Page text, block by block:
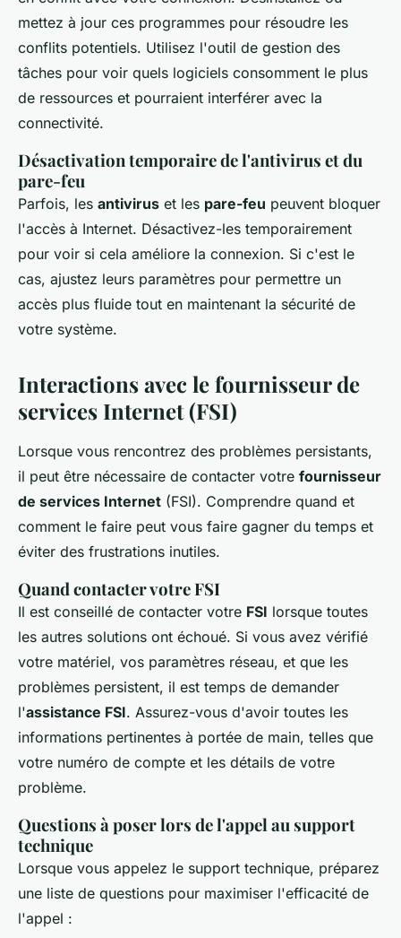
mettez à jour ces programmes pour résoudre les
conflits potentiels. Utilisez l'outil de gestion des
tâches pour voir quels logiciels consomment le plus
de ressources et pourraient interférer avec la
connectivité.
Désactivation temporaire de l'antivirus et du
pare-feu
Parfois, les antivirus et les pare-feu peuvent bloquer
l'accès à Internet. Désactivez-les temporairement
pour voir si cela améliore la connexion. Si c'est le
cas, ajustez leurs paramètres pour permettre un
accès plus fluide tout en maintenant la sécurité de
votre système.
Interactions avec le fournisseur de
services Internet (FSI)
Lorsque vous rencontrez des problèmes persistants,
il peut être nécessaire de contacter votre fournisseur
de services Internet (FSI). Comprendre quand et
comment le faire peut vous faire gagner du temps et
éviter des frustrations inutiles.
Quand contacter votre FSI
Il est conseillé de contacter votre FSI lorsque toutes
les autres solutions ont échoué. Si vous avez vérifié
votre matériel, vos paramètres réseau, et que les
problèmes persistent, il est temps de demander
l'assistance FSI. Assurez-vous d'avoir toutes les
informations pertinentes à portée de main, telles que
votre numéro de compte et les détails de votre
problème.
Questions à poser lors de l'appel au support
technique
Lorsque vous appelez le support technique, préparez
une liste de questions pour maximiser l'efficacité de
l'appel :